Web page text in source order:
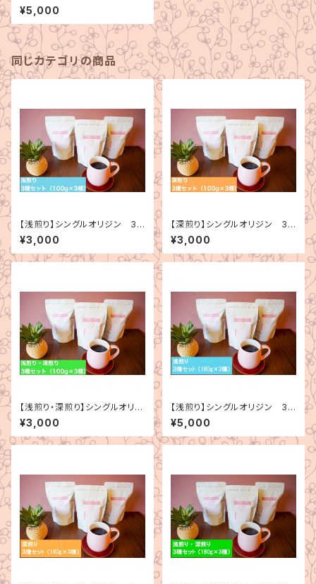
ク3種＋シングルオリジンコーヒ
ー200g×2種（5000円分）
¥5,000
同じカテゴリの商品
【浅煎り】シングルオリジン 3
種セット（100g×3種）
¥3,000
【深煎り】シングルオリジン 3
種セット（100g×3種）
¥3,000
【浅煎り・深煎り】シングルオリジ
ン 3種セット（100g×3種）
¥3,000
【浅煎り】シングルオリジン 3
種セット（180g×3種）
¥5,000